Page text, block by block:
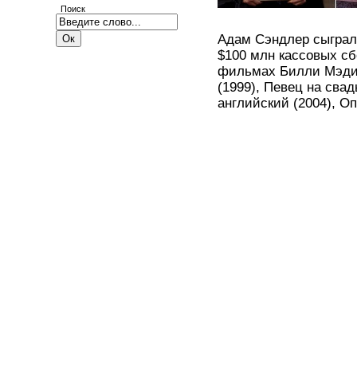
Поиск
Адам Сэндлер
$100 млн кассовых
фильмах Билли
(1999), Певец на
английский (2004),